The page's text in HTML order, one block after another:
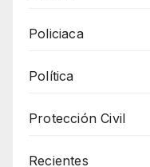
Policiaca
Política
Protección Civil
Recientes